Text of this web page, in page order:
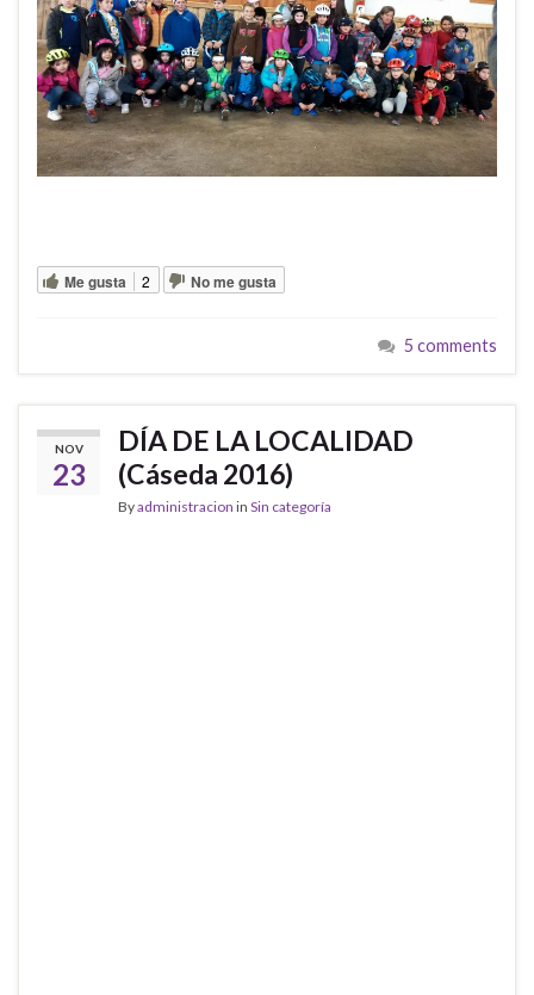
Me gusta 2 No me gusta
5 comments
NOV
23
DÍA DE LA LOCALIDAD
(Cáseda 2016)
Byadministracion in Sin categoría